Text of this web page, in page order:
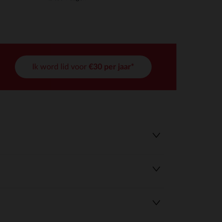
aan te passen en te beheren, en zorgt ervoor dat aan
Ik word lid voor €30 per jaar*